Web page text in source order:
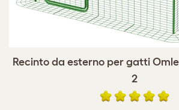
Recinto da esterno per gatti
2